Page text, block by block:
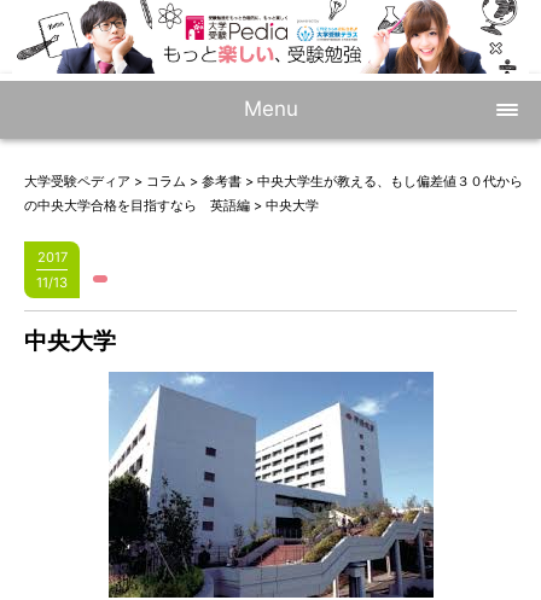
Menu
大学受験ペディア > コラム > 参考書 > 中央大学生が教える、もし偏差値３０代から
の中央大学合格を目指すなら 英語編 > 中央大学
2017
11/13
中央大学